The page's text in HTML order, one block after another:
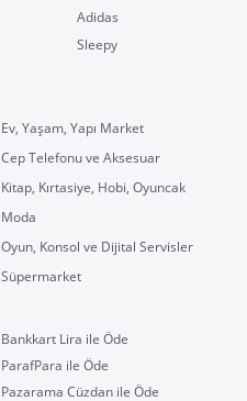
Adidas
Sleepy
Ev, Yaşam, Yapı Market
Cep Telefonu ve Aksesuar
Kitap, Kırtasiye, Hobi, Oyuncak
Moda
Oyun, Konsol ve Dijital Servisler
Süpermarket
Bankkart Lira ile Öde
ParafPara ile Öde
Pazarama Cüzdan ile Öde